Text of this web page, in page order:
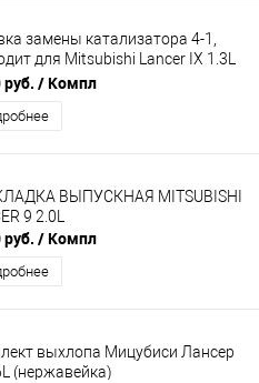
замены катализатора 4-1,
для Mitsubishi Lancer IX 1.3L
02512) Stinger Sport
руб. / Компл
ВЫПУСКНАЯ MITSUBISHI
9 2.0L
руб. / Компл
выхлопа Мицубиси Лансер
(нержавейка)